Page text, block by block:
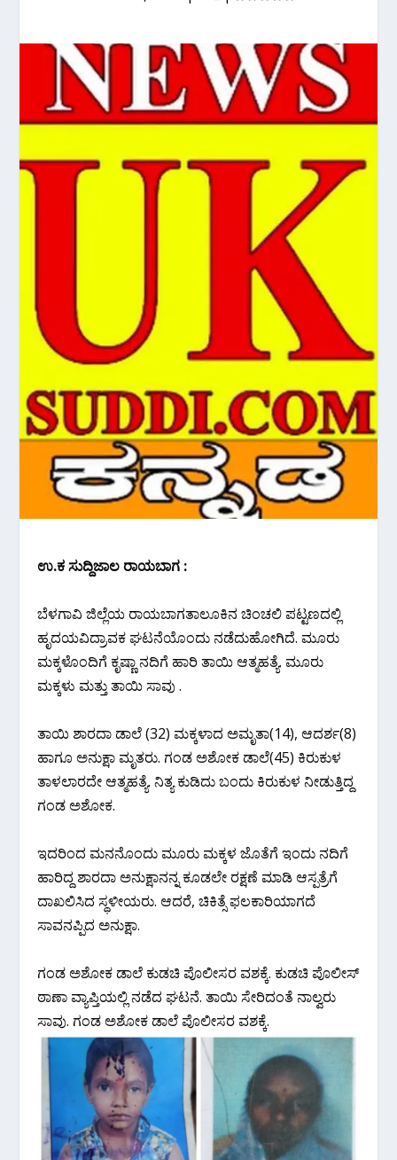
ಉ.ಕ ಸುದ್ದಿಜಾಲ ರಾಯಬಾಗ :
ಬೆಳಗಾವಿ ಜಿಲ್ಲೆಯ ರಾಯಬಾಗತಾಲೂಕಿನ ಚಿಂಚಲಿ ಪಟ್ಟಣದಲ್ಲಿ
ಹೃದಯವಿದ್ರಾವಕ ಘಟನೆಯೊಂದು ನಡೆದುಹೋಗಿದೆ. ಮೂರು
ಮಕ್ಕಳೊಂದಿಗೆ ಕೃಷ್ಣಾ ನದಿಗೆ ಹಾರಿ ತಾಯಿ ಆತ್ಮಹತ್ಯೆ. ಮೂರು
ಮಕ್ಕಳು ಮತ್ತು ತಾಯಿ ಸಾವು .
ತಾಯಿ ಶಾರದಾ ಡಾಲೆ (32) ಮಕ್ಕಳಾದ ಅಮೃತಾ(14), ಆದರ್ಶ(8)
ಹಾಗೂ ಅನುಕ್ಷಾ ಮೃತರು. ಗಂಡ ಅಶೋಕ ಡಾಲೆ(45) ಕಿರುಕುಳ
ತಾಳಲಾರದೇ ಆತ್ಮಹತ್ಯೆ. ನಿತ್ಯ ಕುಡಿದು ಬಂದು ಕಿರುಕುಳ ನೀಡುತ್ತಿದ್ದ
ಗಂಡ ಅಶೋಕ.
ಇದರಿಂದ ಮನನೊಂದು ಮೂರು ಮಕ್ಕಳ ಜೊತೆಗೆ ಇಂದು ನದಿಗೆ
ಹಾರಿದ್ದ ಶಾರದಾ ಅನುಕ್ಷಾನನ್ನ ಕೂಡಲೇ ರಕ್ಷಣೆ ಮಾಡಿ ಆಸ್ಪತ್ರೆಗೆ
ದಾಖಲಿಸಿದ ಸ್ಥಳೀಯರು. ಆದರೆ, ಚಿಕಿತ್ಸೆ ಫಲಕಾರಿಯಾಗದೆ
ಸಾವನಪ್ಪಿದ ಅನುಕ್ಷಾ.
ಗಂಡ ಅಶೋಕ ಡಾಲೆ ಕುಡಚಿ ಪೊಲೀಸರ ವಶಕ್ಕೆ. ಕುಡಚಿ ಪೊಲೀಸ್
ಠಾಣಾ ವ್ಯಾಪ್ತಿಯಲ್ಲಿ ನಡೆದ ಘಟನೆ. ತಾಯಿ ಸೇರಿದಂತೆ ನಾಲ್ವರು
ಸಾವು. ಗಂಡ ಅಶೋಕ ಡಾಲೆ ಪೊಲೀಸರ ವಶಕ್ಕೆ.